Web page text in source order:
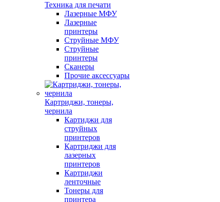
Техника для печати
Лазерные МФУ
Лазерные
принтеры
Струйные МФУ
Струйные
принтеры
Сканеры
Прочие аксессуары
Картриджи, тонеры,
чернила
Картиджи для
струйных
принтеров
Картриджи для
лазерных
принтеров
Картриджи
ленточные
Тонеры для
принтера